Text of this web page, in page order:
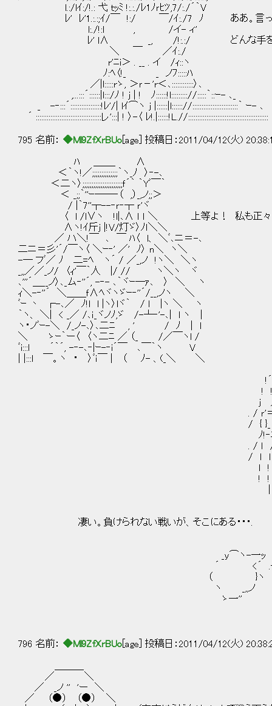
l.:/lｲ:/!.: 弋 ｔｯﾐ !:.:./ﾚ1ﾉｒﾋﾂ,7/:./´｀V
ﾚ' ﾚ'1.:.:;ｲ/￣ !:/ ￣/ｲ:./7 ﾉ ああ。言っておくが
l:./!:l , /イ- ィ'
ﾚ' l∧ _, /!:.:/ どんな手を使ってでも
＼ ￣ ／ｲ:./
r'ﾆi＞ . __ . イ /ｨ::ヽ
ﾉ:ﾍ〈!_ _ ノﾌ:::::ﾊ
／|l:::::rゝ, ＞ｒ－'r＜､::::::::::::〉､
,...:::´::::::|l:::/ﾉ ! j | ! ﾉ::::::!l::::::::://:::::｀::ｰ- ､_
_ -‐:::´:::::::::::::::::!ﾚ'/| lｲ⌒ヽ j |::::::|l:::::://:::::::::::::::::::::::::｀ ｰ- ､
´ ::::::::::::::::::::::::::::::::::::レ':::| ! 〉-〈 ﾚ!.|::::::!L.//::::::::::::::::::::::::::::::::::::::::::::
795 名前： ◆Ml9ZfXrBUo [age] 投稿日：2011/04/12(火)
ﾊ ＿＿_ ∧
＜｀ヽ!／;;;;;;;;;;;;;;｀ヽ_ﾉ 〉‐-､
＜二ヽ〉;;;;;;;;;;;;;;;;;;;;;;ｆ´｀ ｀Yﾞ￣｀
＜ _;;｀''ｰ──‐（ ,）_,ノ;;＞
/ |｀7''┬--‐ｒ‐┬ ｒ'ヾ
〈 l /l∨ヽ !l|､∧ ｌ ｌ ＼ 上等よ！ 私も正々堂々
∧ヽ!ｲ斤ｊ |!V/灯ゞ〉ﾉｌ＼＼
／ ハ＼!￣ ､ ￣ ﾊ〈 l、 ＼ﾞ､ニ＝-､
二ニ＝彡'´/￣ヽ〈 ＼ｰ‐' ／' ﾉ〉 n＼ ヽ＼
-─ フﾞ／ ﾉ 二=ﾍ ヽ´ / ／_,ノ !ヽ＼ ＼ヽ
_,,／／_ノ/ 〈ｨ'￣｀人 |/ // ヽ＼ヽ ヾ
､'''´＿__ノ〉､_ム‐''´, -‐- ､｀ヾｰ─ｧ､ 〉 ＼ ヽ
ｨ＼-‐''´ ＼＿＿ｆ∧ﾍヾヽゞｰ‐''´/__,ノヽ ＼
ﾞｰ 丶 ┌-､／ ﾉ!l l |ヽ〉lヾ｀ / ｌ |ヽ ＼ ヽ
｀ヽ、 ＼| < _／ /､ｉ_ヾノﾉ,ゞ /-┴‐'-､| l ヽ |
ヽ・ノﾞｰ-＼ /_ノ-､〉､二ﾆ , ' / ﾉ | l
＼ ゝｰ｀ー〈 〈ヽ二ﾆ ／ （_ /／￣ヽl /
ﾞi:::l ´｀´, -‐-､‐|ｰ-‐i´￣ ､￣｀ヽ V
| |:::l ￣。ヽ ・ 〉ﾞｉ￣ | （ ﾉ- 、(_＼ ＼
!´Y⌒ｰ一'（(⌒' , - ´
! ! ノ ｆﾉ／二￣ -
ｊ ／ ｆｦ
. / ｒ'＝==（.
/ { }_ ／/ / /
ﾉ!‐ﾆ/ /! / ｌ /! .
. / ｌ / // //! ｌ !!ｌ ｌ
/ ｌ ｌ ! ! _._ ｌ ｌl ! ! ｌｌ
ｌ ! !! l'＾,)）l ｌ! l 〃´
! ! ｌ ! ｌ// ! !! { ,f,=＝
凄い。負けられない戦いが、そこにある・
_y⌒ヽ-一ｯ ヽ{ ｒ‐ | !
´ <´ .f￣二 ヽｌ } ヽ ＼
（ }ヽ ｌ { ｲハ !
ヽ _,,ノ | | ｌ } ｌ
ゝ一'' { ′ ﾍ
796 名前： ◆Ml9ZfXrBUo [age] 投稿日：2011/04/12(火)
／ ＼
／ _ノ '' 'ー ＼
／ （●） （●） ＼